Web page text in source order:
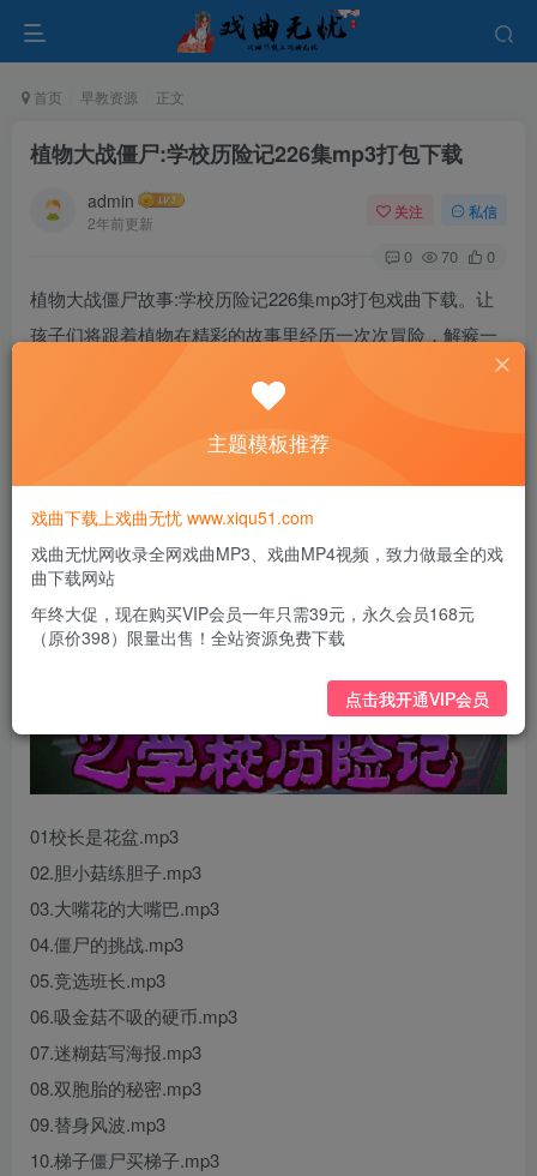
首页 早教资源 正文
植物大战僵尸:学校历险记226集mp3打包下载
admin
2年前更新
关注 私信
0 70 0
植物大战僵尸故事:学校历险记226集mp3打包戏曲下载。让
孩子们将跟着植物在精彩的故事里经历一次次冒险，解瘊一
01校长是花盆.mp3
02.胆小菇练胆子.mp3
03.大嘴花的大嘴巴.mp3
04.僵尸的挑战.mp3
05.竞选班长.mp3
06.吸金菇不吸的硬币.mp3
07.迷糊菇写海报.mp3
08.双胞胎的秘密.mp3
09.替身风波.mp3
10.梯子僵尸买梯子.mp3
主题模板推荐
戏曲下载上戏曲无忧 www.xiqu51.com
戏曲无忧网收录全网戏曲MP3、戏曲MP4视频，致力做最全的戏
曲下载网站
年终大促，现在购买VIP会员一年只需39元，永久会员168元
（原价398）限量出售！全站资源免费下载
点击我开通VIP会员